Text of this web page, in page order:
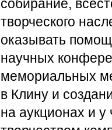
собирание,
творческого
оказывать
научных
мемориальных
в Клину и
на аукционах и